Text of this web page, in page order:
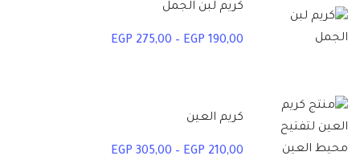
كريم لبن الجمل
EGP 190,00
–
EGP 275,00
كريم العين
EGP 210,00
–
EGP 305,00